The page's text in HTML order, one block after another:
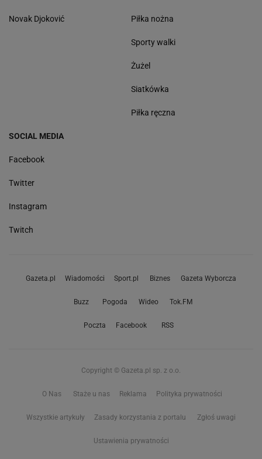
Novak Djoković Piłka nożna
Sporty walki
Żużel
Siatkówka
Piłka ręczna
SOCIAL MEDIA
Facebook
Twitter
Instagram
Twitch
Gazeta.pl Wiadomości Sport.pl Biznes Gazeta Wyborcza
Buzz Pogoda Wideo Tok.FM
Poczta Facebook RSS
Copyright © Gazeta.pl sp. z o.o.
O Nas Staże u nas Reklama Polityka prywatności
Wszystkie artykuły Zasady korzystania z portalu Zgłoś uwagi
Ustawienia prywatności